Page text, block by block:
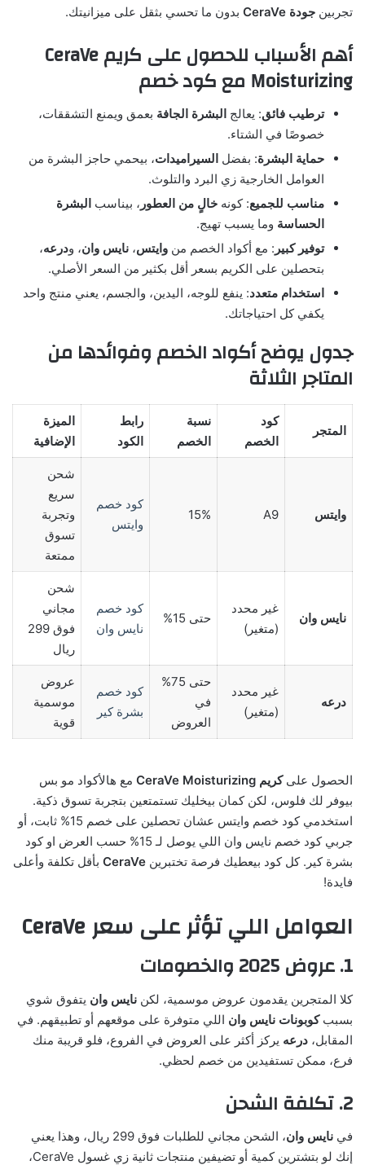
تجربين جودة CeraVe بدون ما تحسي بثقل على ميزانيتك.
أهم الأسباب للحصول على كريم CeraVe
Moisturizing مع كود خصم
ترطيب فائق: يعالج البشرة الجافة بعمق ويمنع التشققات،
خصوصًا في الشتاء.
حماية البشرة: بفضل السيراميدات، بيحمي حاجز البشرة من
العوامل الخارجية زي البرد والتلوث.
مناسب للجميع: كونه خالٍ من العطور ، بيناسب البشرة
الحساسة وما يسبب تهيج.
توفير كبير : مع أكواد الخصم من وايتس، نايس وان، ودرعه،
بتحصلين على الكريم بسعر أقل بكثير من السعر الأصلي.
استخدام متعدد: ينفع للوجه، اليدين، والجسم، يعني منتج واحد
يكفي كل احتياجاتك.
جدول يوضح أكواد الخصم وفوائدها من
المتاجر الثلاثة
المتجر
كود
الخصم
نسبة
الخصم
رابط
الكود
الميزة
الإضافية
وايتس A9
15%
كود خصم
وايتس
شحن
سريع
وتجربة
تسوق
ممتعة
نايس وان
غير محدد
(متغير)
حتى 15%
كود خصم
نايس وان
شحن
مجاني
فوق 299
ريال
درعه
غير محدد
(متغير)
حتى 75%
في
العروض
كود خصم
بشرة كير
عروض
موسمية
قوية
الحصول علىكريم CeraVe Moisturizing
مع هالأكواد مو بس
بيوفر لك فلوس، لكن كمان بيخليك تستمتعين بتجربة تسوق ذكية.
استخدمي كود خصم وايتس عشان تحصلين على خصم 15% ثابت، أو
جربي كود خصم نايس وان اللي يوصل لـ 15% حسب العرض او كود
بشرة كير. كل كود بيعطيك فرصة تختبرين CeraVe بأقل تكلفة وأعلى
فايدة!
العوامل اللي تؤثر على سعر CeraVe
1. عروض 2025 والخصومات
كلا المتجرين يقدمون عروض موسمية، لكن نايس وان يتفوق شوي
بسببكوبونات نايس وان اللي متوفرة على موقعهم أو تطبيقهم. في
المقابل، درعه يركز أكثر على العروض في الفروع، فلو قريبة منك
فرع، ممكن تستفيدين من خصم لحظي.
2. تكلفة الشحن
في نايس وان
، الشحن مجاني للطلبات فوق 299 ريال، وهذا يعني
إنك لو بتشترين كمية أو تضيفين منتجات ثانية زي غسول CeraVe،